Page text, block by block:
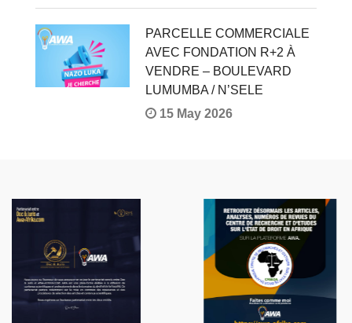
PARCELLE COMMERCIALE
AVEC FONDATION R+2 À
VENDRE – BOULEVARD
LUMUMBA / N’SELE
15 May 2026